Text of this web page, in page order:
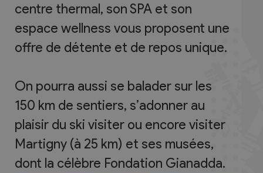
centre thermal, son SPA et son
espace wellness vous proposent une
offre de détente et de repos unique.
On pourra aussi se balader sur les
150 km de sentiers, s’adonner au
plaisir du ski visiter ou encore visiter
Martigny (à 25 km) et ses musées,
dont la célèbre Fondation Gianadda.